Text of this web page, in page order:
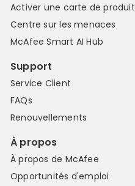
Activer une carte de produit
Centre sur les menaces
McAfee Smart AI Hub
Support
Service Client
FAQs
Renouvellements
À propos
À propos de McAfee
Opportunités d'emploi